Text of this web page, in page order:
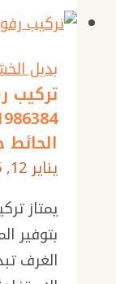
بديل
تركيب
يناير 12, 2025
يمتاز
بتوفير
الغرف